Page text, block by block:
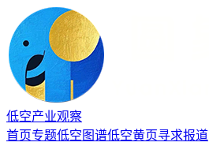
低空产业观察
首页专题低空图谱低空黄页寻求报道